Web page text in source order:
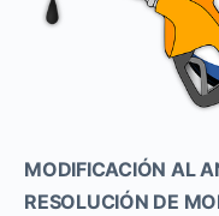
MODIFICACIÓN AL
RESOLUCIÓN DE